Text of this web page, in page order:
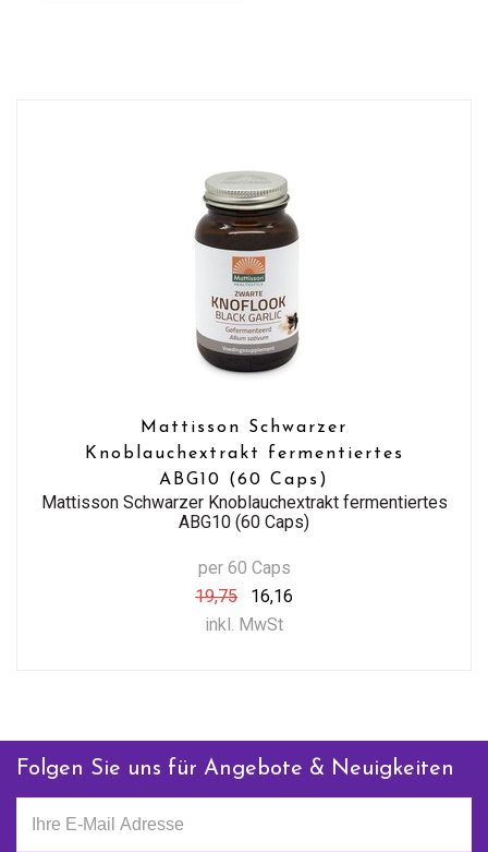
Mattisson Schwarzer
Knoblauchextrakt fermentiertes
ABG10 (60 Caps)
Mattisson Schwarzer Knoblauchextrakt fermentiertes
ABG10 (60 Caps)
per 60 Caps
19,75
16,16
inkl. MwSt
Folgen Sie uns für Angebote & Neuigkeiten